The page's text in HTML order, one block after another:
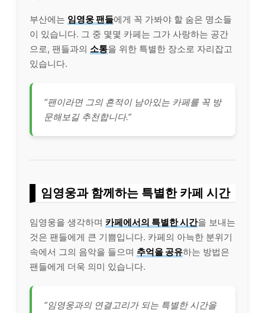
부산에는 임영웅 팬들에게 꼭 가봐야 할 숨은 명소들
이 있습니다. 그 중 몇몇 카페는 그가 사랑하는 공간
으로, 팬들과의 소통을 위한 특별한 장소로 자리잡고
있습니다.
“팬이라면 그의 흔적이 남아있는 카페를 꼭 방
문해보길 추천합니다.”
임영웅과 함께하는 특별한 카페 시간
임영웅을 생각하며 카페에서의 특별한 시간을 보내는
것은 팬들에게 큰 기쁨입니다. 카페의 아늑한 분위기
속에서 그의 음악을 들으며 추억을 공유하는 방법은
팬들에게 더욱 의미 있습니다.
“임영웅과의 연결고리가 되는 특별한 시간을